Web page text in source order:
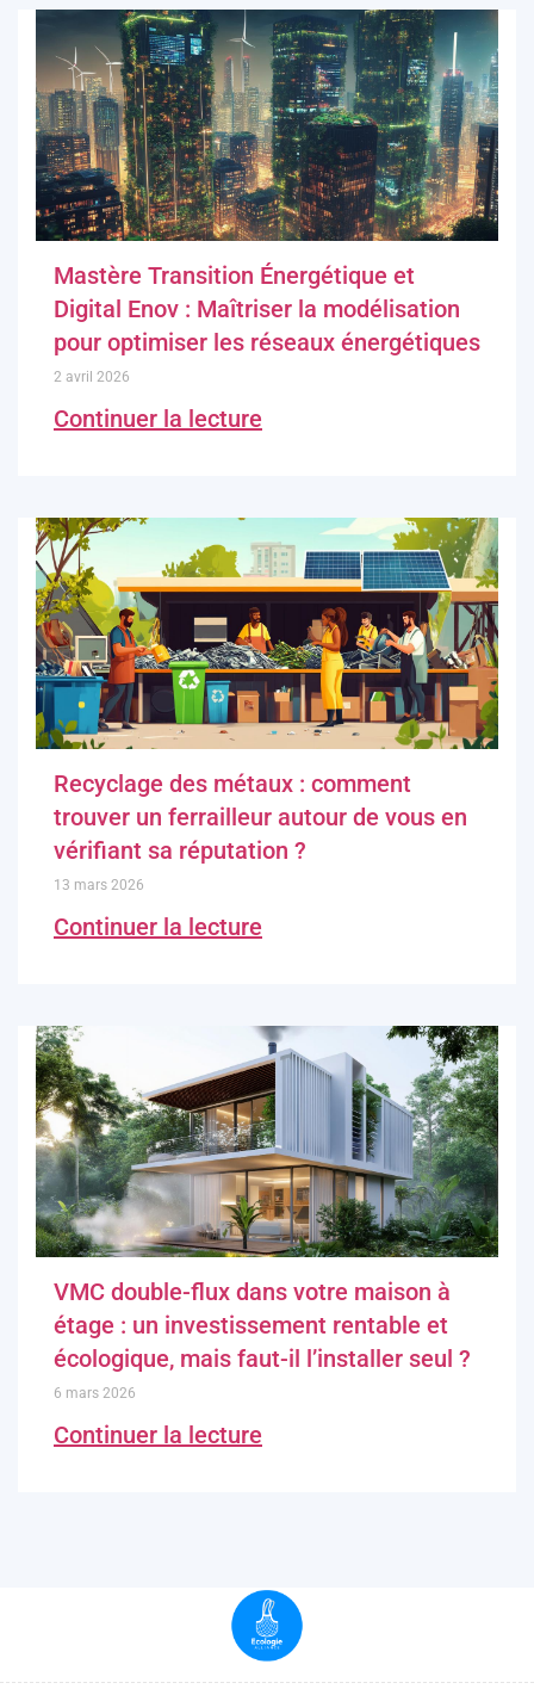
Mastère Transition Énergétique et
Digital Enov : Maîtriser la modélisation
pour optimiser les réseaux énergétiques
2 avril 2026
Continuer la lecture
Recyclage des métaux : comment
trouver un ferrailleur autour de vous en
vérifiant sa réputation ?
13 mars 2026
Continuer la lecture
VMC double-flux dans votre maison à
étage : un investissement rentable et
écologique, mais faut-il l’installer seul ?
6 mars 2026
Continuer la lecture